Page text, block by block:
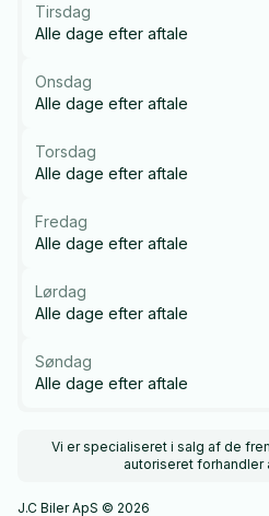
Tirsdag
Alle dage efter aftale
Onsdag
Alle dage efter aftale
Torsdag
Alle dage efter aftale
Fredag
Alle dage efter aftale
Lørdag
Alle dage efter aftale
Søndag
Alle dage efter aftale
Vi er specialiseret i salg af de
autoriseret
J.C Biler ApS © 2026